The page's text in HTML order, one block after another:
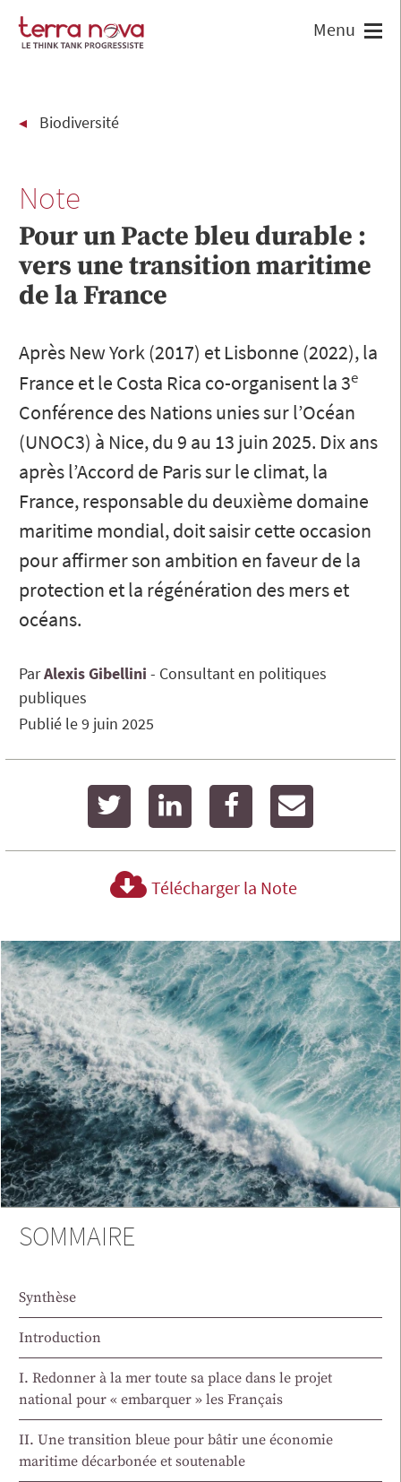
Biodiversité
Note
Pour un Pacte bleu durable :
vers une transition maritime
de la France
Après New York (2017) et Lisbonne (2022), la
France et le Costa Rica co-organisent la 3e
Conférence des Nations unies sur l’Océan
(UNOC3) à Nice, du 9 au 13 juin 2025. Dix ans
après l’Accord de Paris sur le climat, la
France, responsable du deuxième domaine
maritime mondial, doit saisir cette occasion
pour affirmer son ambition en faveur de la
protection et la régénération des mers et
océans.
ParAlexisGibellini
Consultant en politiques
publiques
Publié le9 juin 2025
twitter linkedin facebook
Télécharger la Note
SOMMAIRE
Synthèse
Introduction
I. Redonner à la mer toute sa place dans le projet
national pour « embarquer » les Français
II. Une transition bleue pour bâtir une économie
maritime décarbonée et soutenable